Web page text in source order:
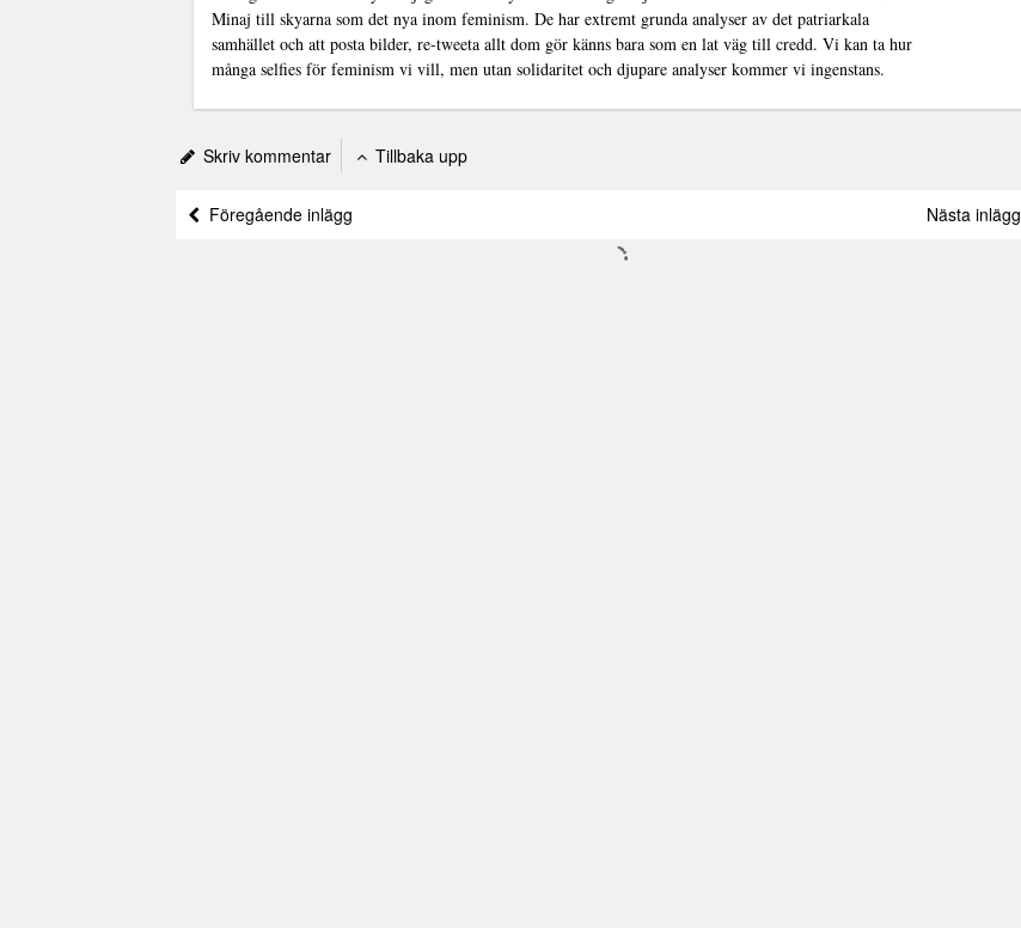
Minaj till skyarna som det nya inom feminism. De har extremt grunda analyser av det patriarkala
samhället och att posta bilder, re-tweeta allt dom gör känns bara som en lat väg till credd. Vi kan ta hur
många selfies för feminism vi vill, men utan solidaritet och djupare analyser kommer vi ingenstans.
Skriv kommentar Tillbaka upp
Föregående inlägg Nästa inlägg